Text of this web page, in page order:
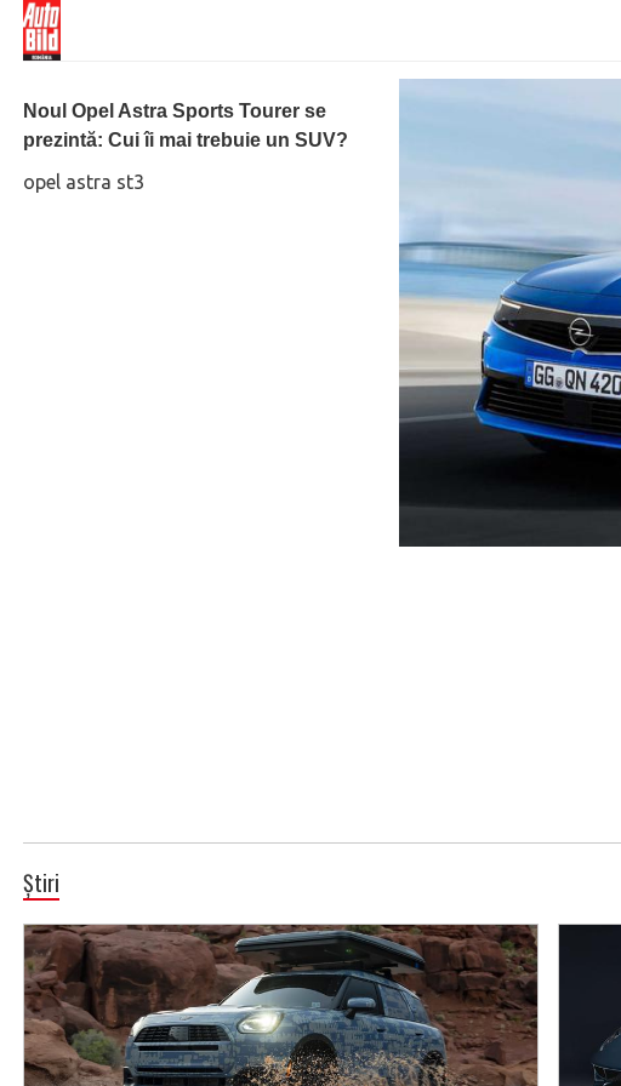
Noul Opel Astra Sports Tourer se
prezintă: Cui îi mai trebuie un SUV?
opel astra st3
Știri